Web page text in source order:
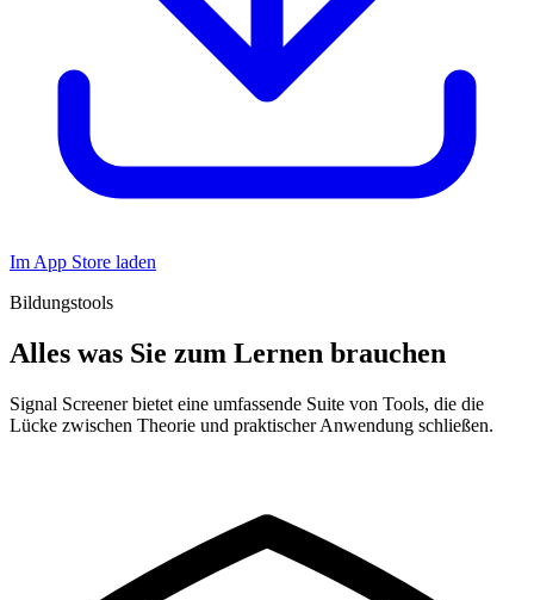
Im App Store laden
Bildungstools
Alles was Sie zum Lernen brauchen
Signal Screener bietet eine umfassende Suite von Tools, die die
Lücke zwischen Theorie und praktischer Anwendung schließen.